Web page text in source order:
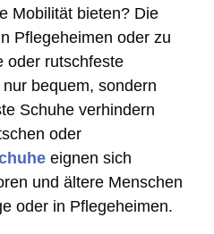
Mobilität bieten? Die
Pflegeheimen oder zu
oder rutschfeste
bequem, sondern
Schuhe verhindern
oder
eignen sich
und ältere Menschen
oder in Pflegeheimen.